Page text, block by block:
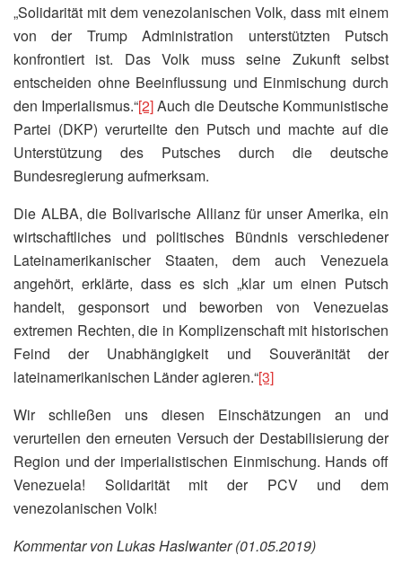
„Solidarität mit dem venezolanischen Volk, dass mit einem
von der Trump Administration unterstützten Putsch
konfrontiert ist. Das Volk muss seine Zukunft selbst
entscheiden ohne Beeinflussung und Einmischung durch
den Imperialismus.“[2]Auch die Deutsche Kommunistische
Partei (DKP) verurteilte den Putsch und machte auf die
Unterstützung des Putsches durch die deutsche
Bundesregierung aufmerksam.
Die ALBA, die Bolivarische Allianz für unser Amerika, ein
wirtschaftliches und politisches Bündnis verschiedener
Lateinamerikanischer Staaten, dem auch Venezuela
angehört, erklärte, dass es sich „klar um einen Putsch
handelt, gesponsort und beworben von Venezuelas
extremen Rechten, die in Komplizenschaft mit historischen
Feind der Unabhängigkeit und Souveränität der
lateinamerikanischen Länder agieren.“[3]
Wir schließen uns diesen Einschätzungen an und
verurteilen den erneuten Versuch der Destabilisierung der
Region und der imperialistischen Einmischung. Hands off
Venezuela! Solidarität mit der PCV und dem
venezolanischen Volk!
Kommentar von Lukas Haslwanter (01.05.2019)